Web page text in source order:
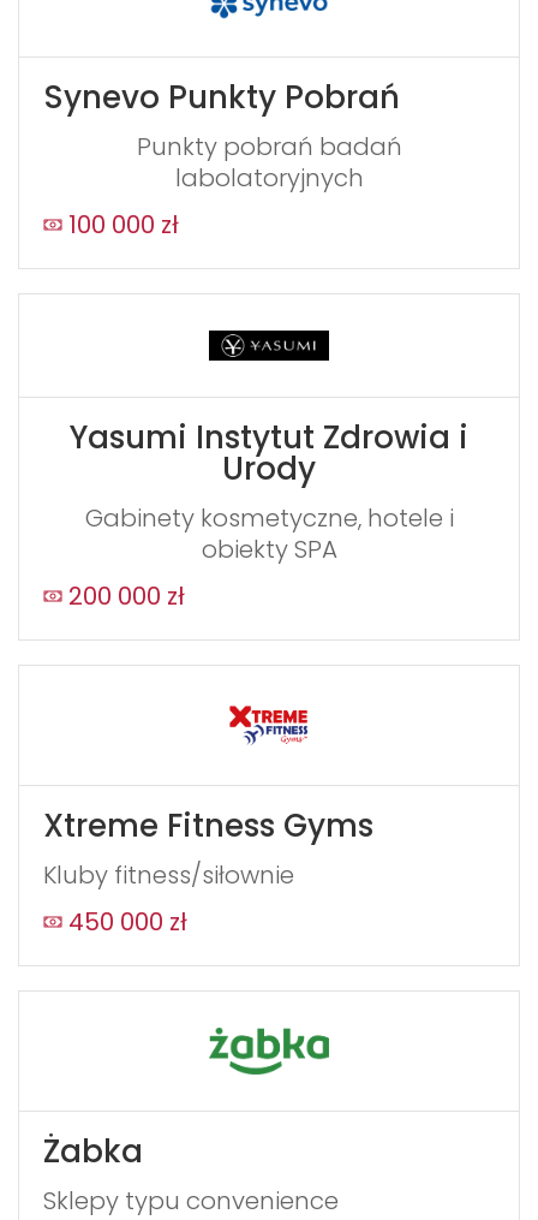
WYŚLIJ
Synevo Punkty Pobrań
Punkty pobrań badań
labolatoryjnych
100 000 zł
Yasumi Instytut Zdrowia i
Urody
Gabinety kosmetyczne, hotele i
obiekty SPA
200 000 zł
Xtreme Fitness Gyms
Kluby fitness/siłownie
450 000 zł
Żabka
Sklepy typu convenience